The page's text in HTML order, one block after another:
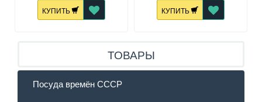
КУПИТЬ КУПИТЬ
ТОВАРЫ
Посуда времён СССР